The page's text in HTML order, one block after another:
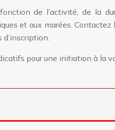
de l’activité, de la
et aux marées.
pour une initiation à la